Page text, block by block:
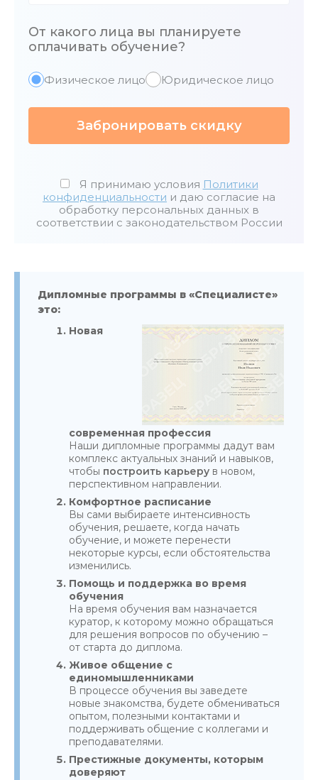
От какого лица вы планируете
оплачивать обучение?
Физическое лицо Юридическое лицо
Забронировать скидку
Я принимаю условия Политики
конфиденциальности и даю согласие на
обработку персональных данных в
соответствии с законодательством России
Дипломные программы в «Специалисте»
это:
Новая
современная профессия
Наши дипломные программы дадут вам
комплекс актуальных знаний и навыков,
чтобы построить карьеру в новом,
перспективном направлении.
Комфортное расписание
Вы сами выбираете интенсивность
обучения, решаете, когда начать
обучение, и можете перенести
некоторые курсы, если обстоятельства
изменились.
Помощь и поддержка во время
обучения
На время обучения вам назначается
куратор, к которому можно обращаться
для решения вопросов по обучению –
от старта до диплома.
Живое общение с
единомышленниками
В процессе обучения вы заведете
новые знакомства, будете обмениваться
опытом, полезными контактами и
поддерживать общение с коллегами и
преподавателями.
Престижные документы, которым
доверяют